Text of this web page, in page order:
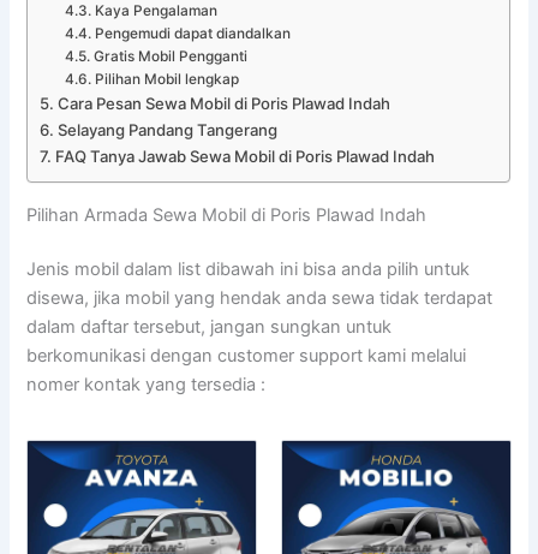
Kaya Pengalaman
Pengemudi dapat diandalkan
Gratis Mobil Pengganti
Pilihan Mobil lengkap
Cara Pesan Sewa Mobil di Poris Plawad Indah
Selayang Pandang Tangerang
FAQ Tanya Jawab Sewa Mobil di Poris Plawad Indah
Pilihan Armada Sewa Mobil di Poris Plawad Indah
Jenis mobil dalam list dibawah ini bisa anda pilih untuk
disewa, jika mobil yang hendak anda sewa tidak terdapat
dalam daftar tersebut, jangan sungkan untuk
berkomunikasi dengan customer support kami melalui
nomer kontak yang tersedia :